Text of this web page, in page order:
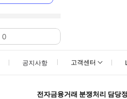
0
공지사항 고객센터
전자금융거래 분쟁처리 담당